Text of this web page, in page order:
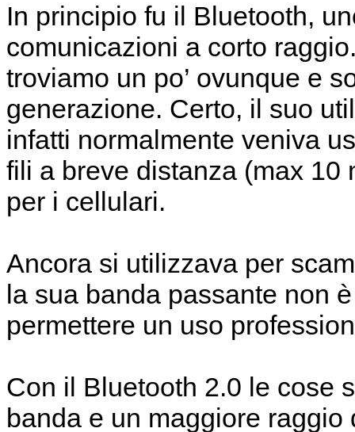
In principio fu il Bluetooth,
comunicazioni a corto
troviamo un po’ ovunque e
generazione. Certo, il suo
infatti normalmente veniva
fili a breve distanza (max 10
per i cellulari.
Ancora si utilizzava per
la sua banda passante non
permettere un uso
Con il Bluetooth 2.0 le cose
banda e un maggiore raggio